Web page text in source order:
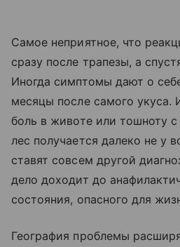
Самое неприятное, что
сразу после трапезы, а
Иногда симптомы дают о
месяцы после самого укуса.
боль в животе или тошноту
лес получается далеко не у
ставят совсем другой
дело доходит до
состояния, опасного для
География проблемы